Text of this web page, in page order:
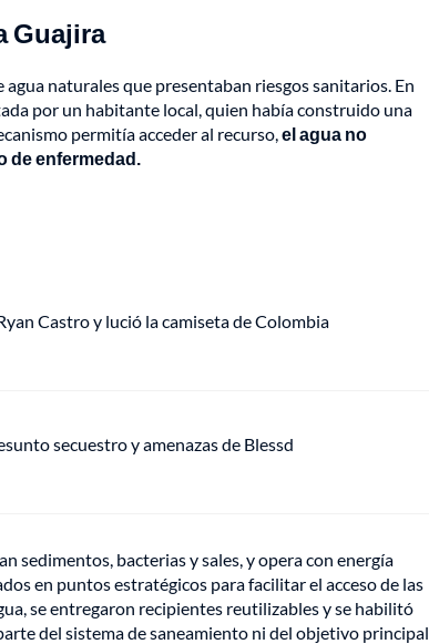
Guajira
naturales que presentaban riesgos sanitarios. En
por un habitante local, quien había construido una
permitía acceder al recurso,el agua no
de enfermedad.
Castro y lució la camiseta de Colombia
secuestro y amenazas de Blessd
sedimentos, bacterias y sales, y opera con energía
en puntos estratégicos para facilitar el acceso de las
se entregaron recipientes reutilizables y se habilitó
del sistema de saneamiento ni del objetivo principal